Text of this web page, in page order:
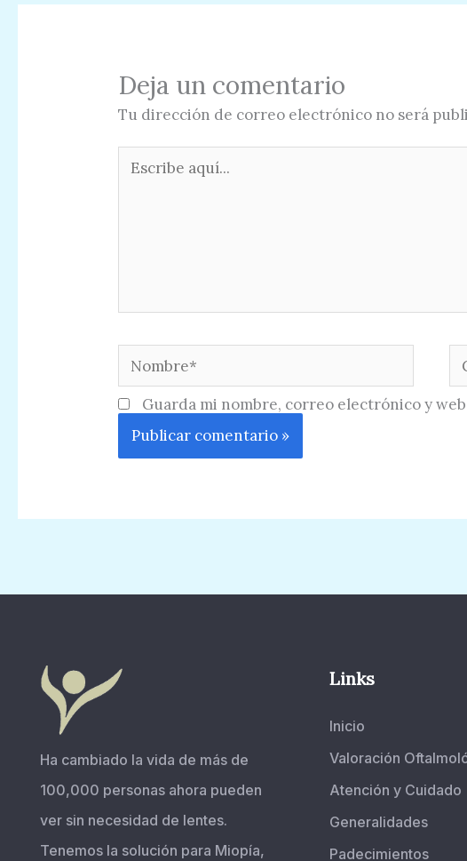
Deja un comentario
Tu dirección de correo electrónico no será
aquí...
Guarda mi nombre, correo electrónico y
Ha cambiado la vida de más de
100,000 personas ahora pueden
ver sin necesidad de lentes.
Tenemos la solución para Miopía,
Links
Inicio
Valoración
Atención y Cuidado
Generalidades
Padecimientos